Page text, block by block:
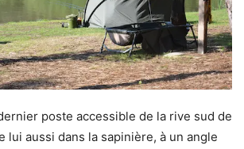
poste accessible de la rive sud de
lui aussi dans la sapinière, à un angle